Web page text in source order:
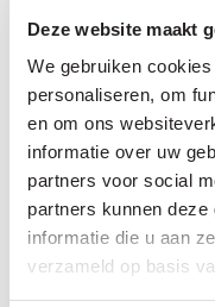
Deze website maakt
We gebruiken
personaliseren, om
en om ons
informatie over uw
partners voor social
partners kunnen
informatie die u aan
verzameld op basis
counsellor can explain the
sure where to start,contact
Related questions